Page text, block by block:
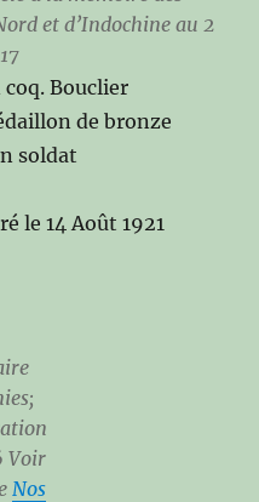
et d’Indochine au 2
Bouclier
de bronze
soldat
le 14 Août 1921
Voir
Nos